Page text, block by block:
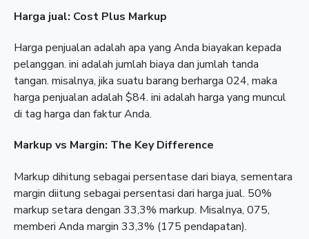
Harga jual: Cost Plus Markup
Harga penjualan adalah apa yang Anda biayakan kepada
pelanggan. ini adalah jumlah biaya dan jumlah tanda
tangan. misalnya, jika suatu barang berharga 024, maka
harga penjualan adalah $84. ini adalah harga yang muncul
di tag harga dan faktur Anda.
Markup vs Margin: The Key Difference
Markup dihitung sebagai persentase dari biaya, sementara
margin diitung sebagai persentasi dari harga jual. 50%
markup setara dengan 33,3% markup. Misalnya, 075,
memberi Anda margin 33,3% (175 pendapatan).